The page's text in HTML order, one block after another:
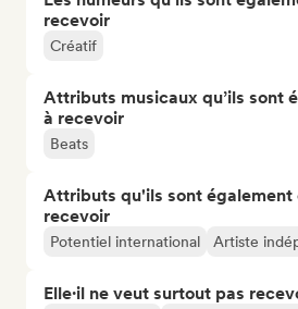
recevoir
Créatif
Attributs musicaux qu’ils sont
à recevoir
Beats
Attributs qu'ils sont également
recevoir
Potentiel international Artiste
Elle·il ne veut surtout pas